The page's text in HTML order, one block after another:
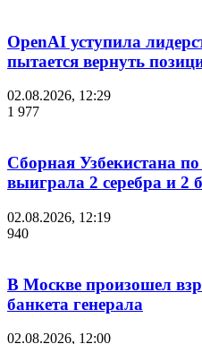
OpenAI уступила
пытается вернуть
02.08.2026, 12:29
1 977
Сборная Узбекистана
выиграла 2 серебра и
02.08.2026, 12:19
940
В Москве произошел
банкета генерала
02.08.2026, 12:00